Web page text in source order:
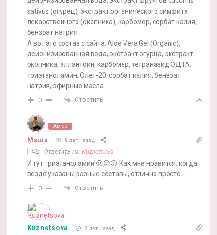
sativus (огурец), экстракт органического симфита
лекарственного (окопника), карбомер, сорбат калия,
бензоат натрия
А вот это состав с сайта: Aloe Vera Gel (Organic),
деионизированная вода, экстракт огурца, экстракт
окопника, аллантоин, карбомер, тетраназид ЭДТА,
триэтаноламин, Олет-20, сорбат калия, бензоат
натрия, эфирные масла
0 Ответить
Автор
Маша 8 лет назад
Ответить на Kuznetsova
И тут триэтаноламин!😕😕😕 Как мне нравится, когда
везде указаны разные составы, отлично просто…
0 Ответить
Kuznetsova 8 лет назад